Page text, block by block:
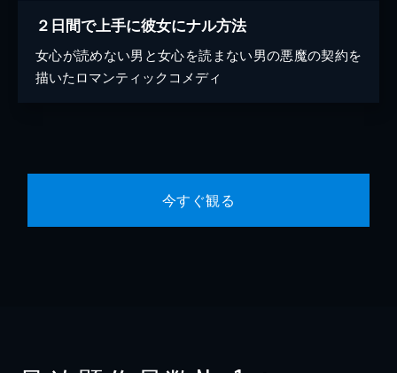
２日間で上手に彼女にナル方法
女心が読めない男と女心を読まない男の悪魔の契約を
描いたロマンティックコメディ
今すぐ観る